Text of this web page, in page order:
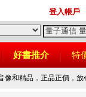
登入帳戶
好書推介 特
像和精品，正品正價，